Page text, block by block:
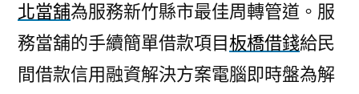
北當舖為服務新竹縣市最佳周轉管道。服
務當舖的手續簡單借款項目板橋借錢給民
間借款信用融資解決方案電腦即時盤為解